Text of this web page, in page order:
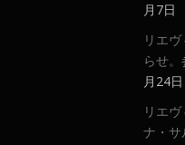
月7日
リエ
らせ
月24日
リエ
ナ・サ